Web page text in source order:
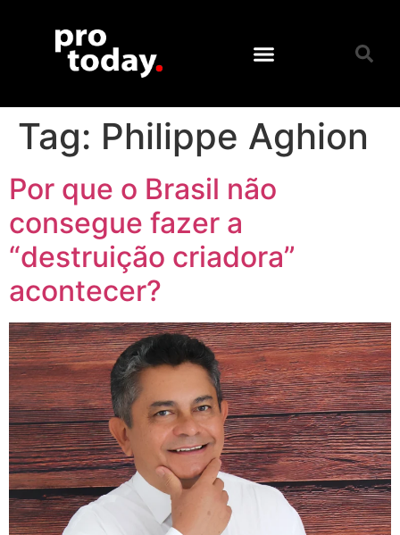
Tag: Philippe Aghion
Por que o Brasil não
consegue fazer a
“destruição criadora”
acontecer?